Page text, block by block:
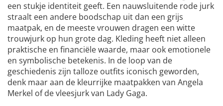
een stukje identiteit geeft. Een nauwsluitende rode jurk
straalt een andere boodschap uit dan een grijs
maatpak, en de meeste vrouwen dragen een witte
trouwjurk op hun grote dag. Kleding heeft niet alleen
praktische en financiële waarde, maar ook emotionele
en symbolische betekenis. In de loop van de
geschiedenis zijn talloze outfits iconisch geworden,
denk maar aan de kleurrijke maatpakken van Angela
Merkel of de vleesjurk van Lady Gaga.